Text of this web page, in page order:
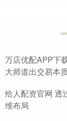
万店优配APP下
大师道出交易本
给人配资官网 透
维布局